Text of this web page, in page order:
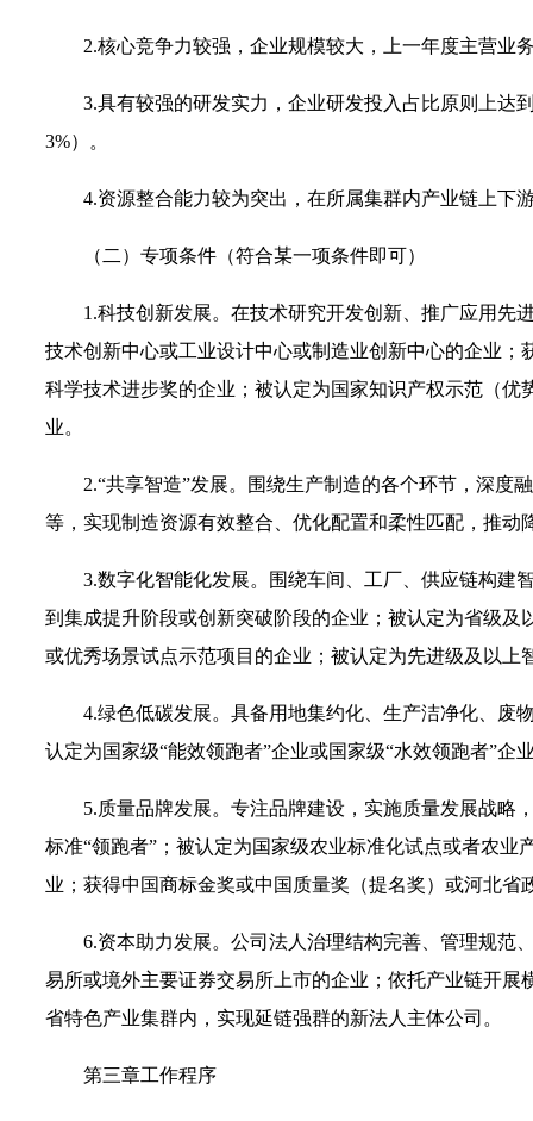
2.核心竞争力较强，企业规模较大，上一年度主营业
3.具有较强的研发实力，企业研发投入占比原则上达
3%）。
4.资源整合能力较为突出，在所属集群内产业链上下
（二）专项条件（符合某一项条件即可）
1.科技创新发展。在技术研究开发创新、推广应用先
技术创新中心或工业设计中心或制造业创新中心的企业
科学技术进步奖的企业；被认定为国家知识产权示范（
业。
2.“共享智造”发展。围绕生产制造的各个环节，深度
等，实现制造资源有效整合、优化配置和柔性匹配，推
3.数字化智能化发展。围绕车间、工厂、供应链构建
到集成提升阶段或创新突破阶段的企业；被认定为省级
或优秀场景试点示范项目的企业；被认定为先进级及以上
4.绿色低碳发展。具备用地集约化、生产洁净化、废
认定为国家级“能效领跑者”企业或国家级“水效领跑者”企
5.质量品牌发展。专注品牌建设，实施质量发展战略
标准“领跑者”；被认定为国家级农业标准化试点或者农
业；获得中国商标金奖或中国质量奖（提名奖）或河北
6.资本助力发展。公司法人治理结构完善、管理规范
易所或境外主要证券交易所上市的企业；依托产业链开
省特色产业集群内，实现延链强群的新法人主体公司。
第三章工作程序